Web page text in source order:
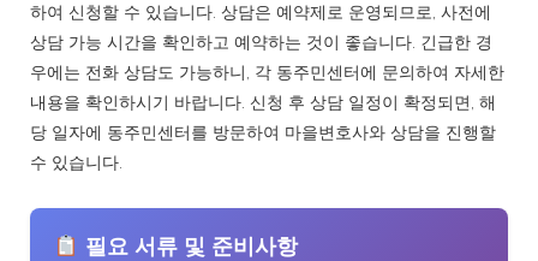
하여 신청할 수 있습니다. 상담은 예약제로 운영되므로, 사전에
상담 가능 시간을 확인하고 예약하는 것이 좋습니다. 긴급한 경
우에는 전화 상담도 가능하니, 각 동주민센터에 문의하여 자세한
내용을 확인하시기 바랍니다. 신청 후 상담 일정이 확정되면, 해
당 일자에 동주민센터를 방문하여 마을변호사와 상담을 진행할
수 있습니다.
필요 서류 및 준비사항